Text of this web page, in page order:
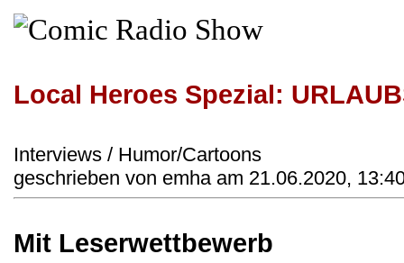
Local Heroes Spezial:
Interviews / Humor/Cartoons
geschrieben von emha am 21.06.2020,
Mit Leserwettbewerb